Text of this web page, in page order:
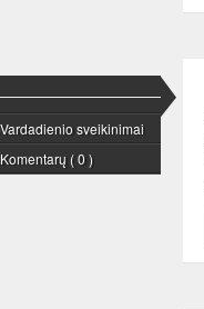
Vardadienio sveikinimai
Komentarų ( 0 )